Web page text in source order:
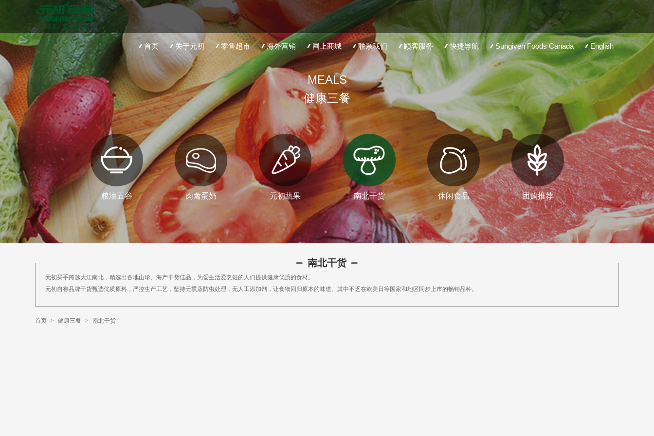
首页 关于元初 零售超市 海外营销 网上商城 联系我们 顾客服务 快捷导航 Sungiven Foods Canada English
MEALS
健康三餐
粮油五谷 肉禽蛋奶 元初蔬果 南北干货 休闲食品 团购推荐
南北干货
元初买手跨越大江南北，精选出各地山珍、海产干货佳品，为爱生活爱烹饪的人们提供健康优质的食材。
元初自有品牌干货甄选优质原料，严控生产工艺，坚持无熏蒸防虫处理，无人工添加剂，让食物回归原本的味道。其中不乏在欧美日等国家和地区同步上市的畅销品种。
首页 > 健康三餐 > 南北干货